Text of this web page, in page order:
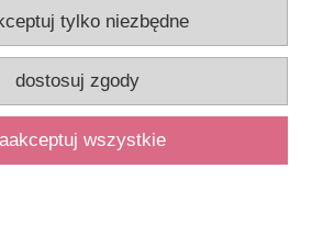
tylko niezbędne
dostosuj zgody
wszystkie